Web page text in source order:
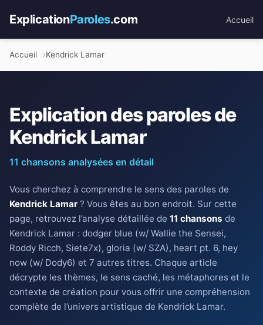
ExplicationParoles.com Accueil
Accueil Kendrick Lamar
Explication des paroles de
Kendrick Lamar
11 chansons analysées en détail
Vous cherchez à comprendre le sens des paroles de
Kendrick Lamar ? Vous êtes au bon endroit. Sur cette
page, retrouvez l’analyse détaillée de 11 chansons de
Kendrick Lamar : dodger blue (w/ Wallie the Sensei,
Roddy Ricch, Siete7x), gloria (w/ SZA), heart pt. 6, hey
now (w/ Dody6) et 7 autres titres. Chaque article
décrypte les thèmes, le sens caché, les métaphores et le
contexte de création pour vous offrir une compréhension
complète de l’univers artistique de Kendrick Lamar.